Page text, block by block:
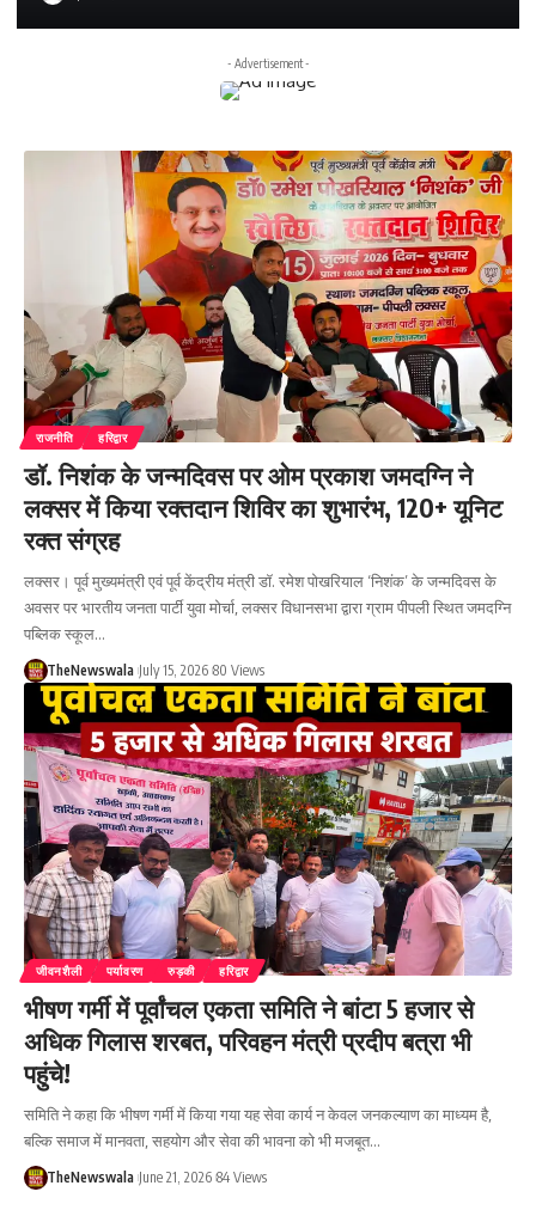
- Advertisement -
राजनीति हरिद्वार
डॉ. निशंक के जन्मदिवस पर ओम प्रकाश जमदग्नि ने
लक्सर में किया रक्तदान शिविर का शुभारंभ, 120+ यूनिट
रक्त संग्रह
लक्सर। पूर्व मुख्यमंत्री एवं पूर्व केंद्रीय मंत्री डॉ. रमेश पोखरियाल ‘निशंक’ के जन्मदिवस के
अवसर पर भारतीय जनता पार्टी युवा मोर्चा, लक्सर विधानसभा द्वारा ग्राम पीपली स्थित जमदग्नि
पब्लिक स्कूल…
TheNewswala July 15, 2026 80 Views
जीवनशैली पर्यावरण रुड़की हरिद्वार
भीषण गर्मी में पूर्वांचल एकता समिति ने बांटा 5 हजार से
अधिक गिलास शरबत, परिवहन मंत्री प्रदीप बत्रा भी
पहुंचे!
समिति ने कहा कि भीषण गर्मी में किया गया यह सेवा कार्य न केवल जनकल्याण का माध्यम है,
बल्कि समाज में मानवता, सहयोग और सेवा की भावना को भी मजबूत…
TheNewswala June 21, 2026 84 Views